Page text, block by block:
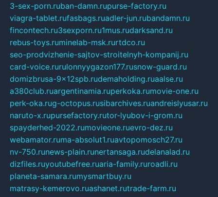
3-sex-porn.ruban-damn.rupurse-factory.ru
viagra-tablet.rufasbags.ruadler-jun.rubandamn.ru
fincontech.ru3sexporn.ru1mus.rudarksand.ru
rebus-toys.ruminelab-msk.rurtdco.ru
seo-prodvizhenie-sajtov-stroitelnyh-kompanij.ru
card-voice.rurulonnyygazon177.rusnow-guard.ru
domizbrusa-9x12spb.rudemaholding.ruaalse.ru
a380club.ruargentinamia.ruperkoka.rumovie-one.ru
perk-oka.rug-octopus.rusibarchives.ruandreislyusar.ru
naruto-x.rupursefactory.rutor-lyubov-i-grom.ru
spayderhed-2022.rumovieone.ruevro-dez.ru
webamator.ruma-absolut1.ruavtopomosch27.ru
nv-750.runews-plain.runertansaga.rudelanalad.ru
dizfiles.ruyoutubefree.ruaria-family.ruroadli.ru
planeta-samara.rumysmartbuy.ru
matrasy-kemerovo.ruashanet.rutrade-farm.ru